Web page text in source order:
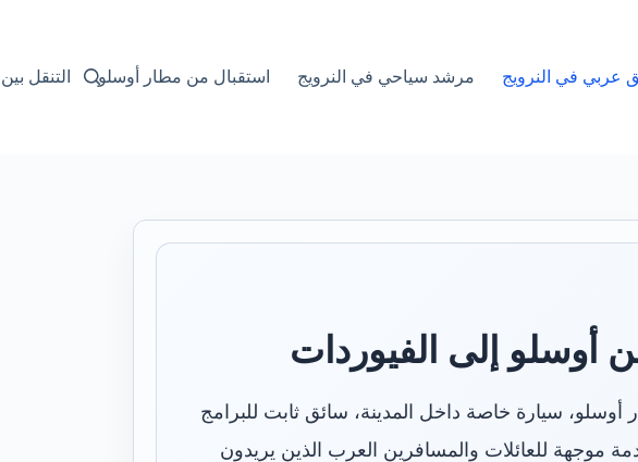
ج
عربي في النرويج مرشد سياحي في النرويج استقبال من مطار أوسلو التنقل
إلى الفيوردات
سيارة خاصة داخل المدينة، سائق ثابت للبرامج
موجهة للعائلات والمسافرين العرب الذين يريدون